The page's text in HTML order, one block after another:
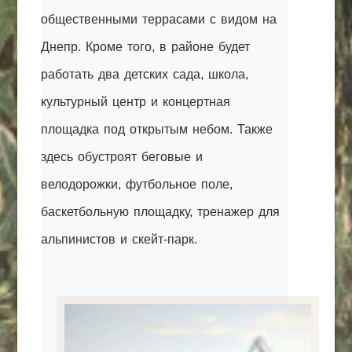
общественными террасами с видом на
Днепр. Кроме того, в районе будет
работать два детских сада, школа,
культурный центр и концертная
площадка под открытым небом. Также
здесь обустроят беговые и
велодорожки, футбольное поле,
баскетбольную площадку, тренажер для
альпинистов и скейт-парк.